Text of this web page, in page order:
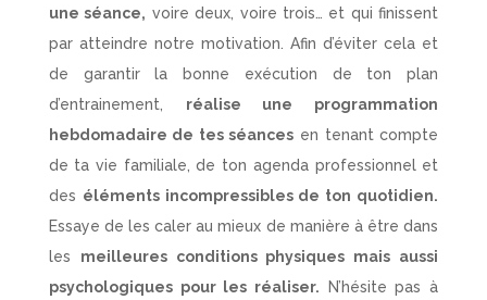
une séance, voire deux, voire trois… et qui finissent
par atteindre notre motivation. Afin d’éviter cela et
de garantir la bonne exécution de ton plan
d’entrainement, réalise une programmation
hebdomadaire de tes séances en tenant compte
de ta vie familiale, de ton agenda professionnel et
des éléments incompressibles de ton quotidien.
Essaye de les caler au mieux de manière à être dans
les meilleures conditions physiques mais aussi
psychologiques pour les réaliser. N’hésite pas à